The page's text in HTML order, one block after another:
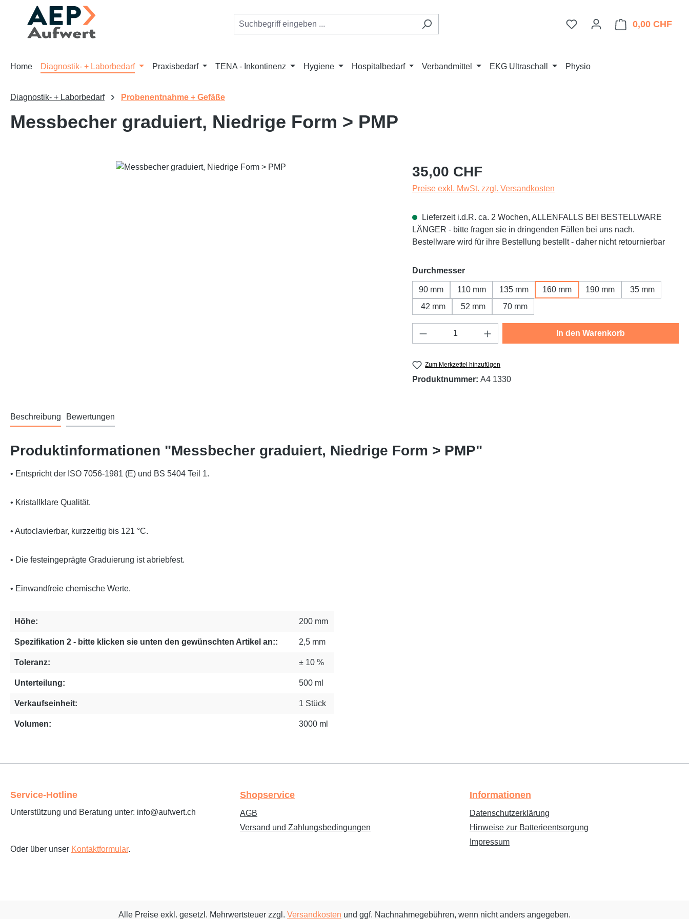
Hauptinhalt springen
Zur Suche springen
Zur Hauptnavigation springen
Du hast 0 Produkte auf dem
0,00 CHF
Home Diagnostik- + Laborbedarf Praxisbedarf TENA - Inkontinenz Hygiene Hospitalbedarf Verbandmittel EKG Ultraschall Physio
Diagnostik- + Laborbedarf Probenentnahme + Gefäße
Messbecher graduiert, Niedrige Form > PMP
Regulärer Preis:
35,00 CHF
Preise exkl. MwSt. zzgl. Versandkosten
Lieferzeit i.d.R. ca. 2 Wochen, ALLENFALLS BEI BESTELLWARE
LÄNGER - bitte fragen sie in dringenden Fällen bei uns nach.
Bestellware wird für ihre Bestellung bestellt - daher nicht retournierbar
Durchmesserauswählen
90 mm 110 mm 135 mm 160 mm 190 mm
35 mm
42 mm
52 mm 70 mm
Produkt Anzahl: Gib den gewünschten Wert ein
In den Warenkorb
Zum Merkzettel hinzufügen
Produktnummer: A4 1330
Beschreibung Bewertungen
Produktinformationen "Messbecher graduiert, Niedrige Form > PMP"
• Entspricht der ISO 7056-1981 (E) und BS 5404 Teil 1.
• Kristallklare Qualität.
• Autoclavierbar, kurzzeitig bis 121 °C.
• Die festeingeprägte Graduierung ist abriebfest.
• Einwandfreie chemische Werte.
Höhe: 200 mm
Spezifikation 2 - bitte klicken sie unten den gewünschten Artikel an:: 2,5 mm
Toleranz: ± 10 %
Unterteilung: 500 ml
Verkaufseinheit: 1 Stück
Volumen: 3000 ml
Service-Hotline
Unterstützung und Beratung unter: info@aufwert.ch
Oder über unser Kontaktformular.
Shopservice
AGB
Versand und Zahlungsbedingungen
Informationen
Datenschutzerklärung
Hinweise zur Batterieentsorgung
Impressum
Alle Preise exkl. gesetzl. Mehrwertsteuer zzgl. Versandkosten und ggf. Nachnahmegebühren, wenn nicht anders angegeben.